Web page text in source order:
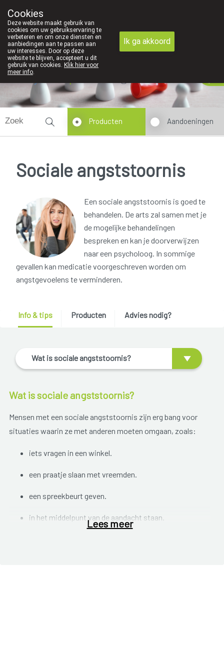
03/312 12 20
Producten Aandoeningen
Sociale angststoornis
Een sociale angststoornis is goed te
behandelen. De arts zal samen met je
de mogelijke behandelingen
bespreken en kan je doorverwijzen
naar een psycholoog. In sommige
gevallen kan medicatie voorgeschreven worden om
angstgevoelens te verminderen.
Info & tips Producten Advies nodig?
Wat is sociale angststoornis?
Wat is sociale angststoornis?
Mensen met een sociale angststoornis zijn erg bang voor
situaties waarin ze met anderen moeten omgaan, zoals:
iets vragen in een winkel.
een praatje slaan met vreemden.
een spreekbeurt geven.
in het middelpunt van de aandacht staan.
Lees meer
Cookies
Deze website maakt gebruik van
cookies om uw gebruikservaring te
verbeteren en om onze diensten en
aanbiedingen aan te passen aan
uw interesses. Door op deze
website te blijven, accepteert u dit
gebruik van cookies. Klik hier voor
meer info.
Ik ga akkoord